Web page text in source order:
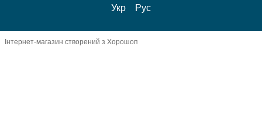
Укр Рус
Інтернет-магазин створений з Хорошоп